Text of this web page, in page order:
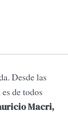
Desde las
de todos
Macri,